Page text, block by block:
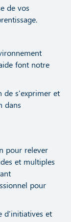
de vos
font notre
de s'exprimer et
dans
pour relever
et multiples
pour
d'initiatives et